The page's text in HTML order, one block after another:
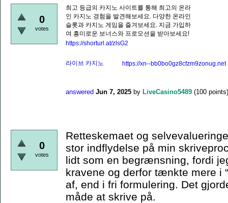
0
votes
최고 등급의 카지노 사이트를 통해 최고의 온라
인 카지노 경험을 발견해보세요. 다양한 온라인
슬롯과 카지노 게임을 즐겨보세요. 지금 가입하
여 흥미로운 보너스와 프로모션을 받아보세요!
https://shorturl.at/zlsG2
라이브 카지노 https://xn--bb0bo0gz8cfzm9zonug.net
answered Jun 7, 2025 by LiveCasino5489 (100 points)
0
votes
Retteskemaet og
stor indflydelse på min
lidt som en begrænsning, fordi
kravene og derfor tænkte mere i
af, end i fri formulering. Det
måde at skrive på.